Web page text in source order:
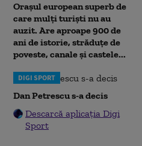
Orașul european superb de
care mulți turiști nu au
auzit. Are aproape 900 de
ani de istorie, străduțe de
poveste, canale și castele...
DIGI SPORT
Dan Petrescu s-a decis
Descarcă aplicația Digi
Sport